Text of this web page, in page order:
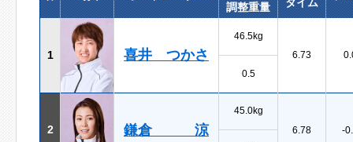
調整重量
1 喜井 つかさ
46.5kg
6.73
0.5
2 鎌倉 涼
45.0kg
6.78
-